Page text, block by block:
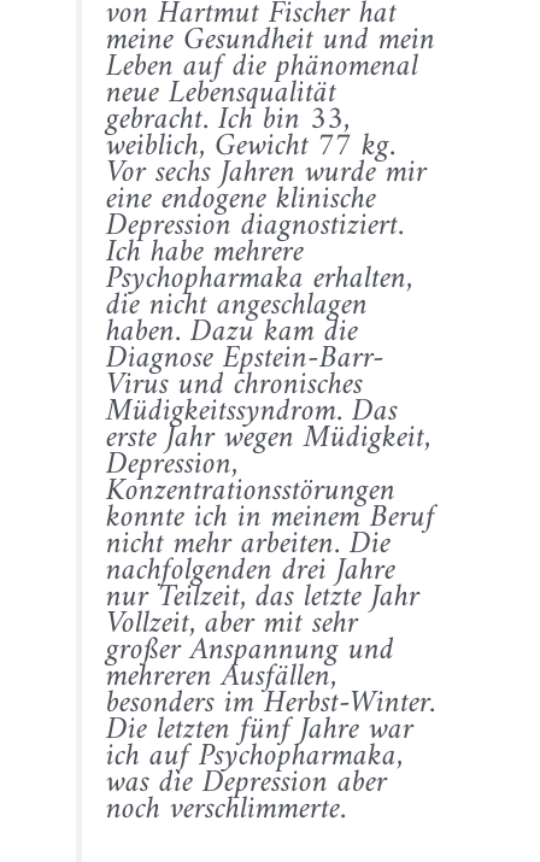
von Hartmut Fischer hat
meine Gesundheit und mein
Leben auf die phänomenal
neue Lebensqualität
gebracht. Ich bin 33,
weiblich, Gewicht 77 kg.
Vor sechs Jahren wurde mir
eine endogene klinische
Depression diagnostiziert.
Ich habe mehrere
Psychopharmaka erhalten,
die nicht angeschlagen
haben. Dazu kam die
Diagnose Epstein-Barr-
Virus und chronisches
Müdigkeitssyndrom. Das
erste Jahr wegen Müdigkeit,
Depression,
Konzentrationsstörungen
konnte ich in meinem Beruf
nicht mehr arbeiten. Die
nachfolgenden drei Jahre
nur Teilzeit, das letzte Jahr
Vollzeit, aber mit sehr
großer Anspannung und
mehreren Ausfällen,
besonders im Herbst-Winter.
Die letzten fünf Jahre war
ich auf Psychopharmaka,
was die Depression aber
noch verschlimmerte.